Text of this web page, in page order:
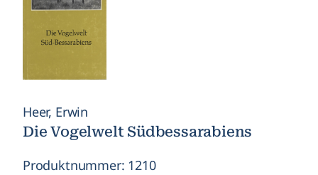
Heer, Erwin
Die Vogelwelt Südbessarabiens
Produktnummer: 1210